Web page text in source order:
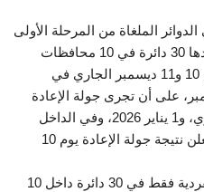
الملغاة من المرحلة الأولى
بحكم المحكمة الإدارية العليا، وعددها 30 دائرة في 10 محافظات
يومي الأربعاء والخميس الموافقين 10 و11 ديسمبر الجاري في
النتيجة يوم 18 ديسمبر، على أن تجرى جولة الإعادة
في الخارج يومي 31 ديسمبر الجاري، و1 يناير 2026، وفي الداخل
يومي 3 و4 يناير المقبل، على أن تعلن نتيجة جولة الإعادة يوم 10
وتجرى الانتخابات على المقاعد الفردية فقط في 30 دائرة داخل 10